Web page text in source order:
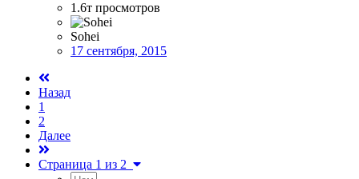
1.6т просмотров
Sohei
17 сентября, 2015
Назад
1
2
Далее
Страница 1 из 2